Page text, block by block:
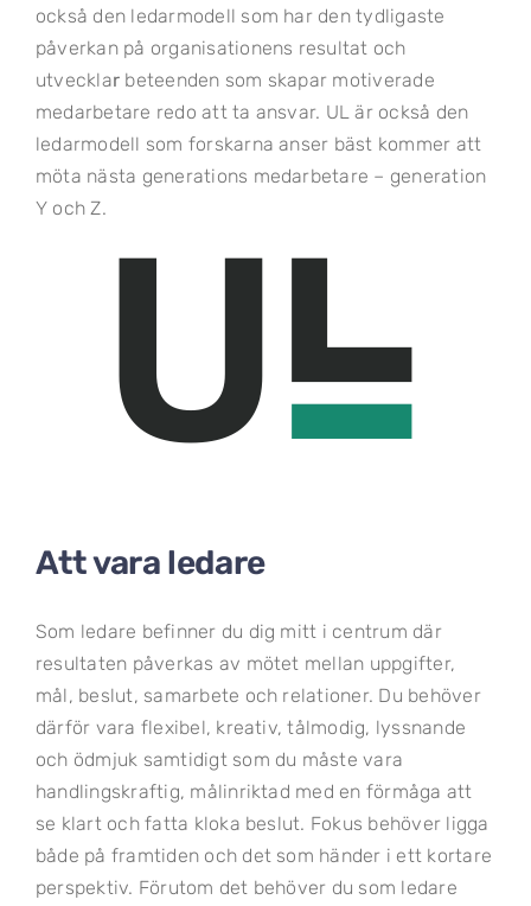
också den ledarmodell som har den tydligaste
påverkan på organisationens resultat och
utvecklar beteenden som skapar motiverade
medarbetare redo att ta ansvar. UL är också den
ledarmodell som forskarna anser bäst kommer att
möta nästa generations medarbetare – generation
Y och Z.
Att vara ledare
Som ledare befinner du dig mitt i centrum där
resultaten påverkas av mötet mellan uppgifter,
mål, beslut, samarbete och relationer. Du behöver
därför vara flexibel, kreativ, tålmodig, lyssnande
och ödmjuk samtidigt som du måste vara
handlingskraftig, målinriktad med en förmåga att
se klart och fatta kloka beslut. Fokus behöver ligga
både på framtiden och det som händer i ett kortare
perspektiv. Förutom det behöver du som ledare